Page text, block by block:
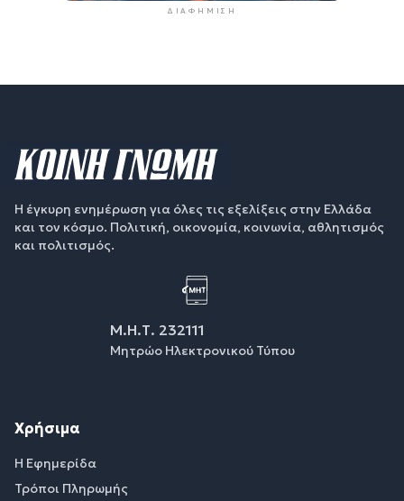
ΔΙΑΦΉΜΙΣΗ
Η έγκυρη ενημέρωση για όλες τις εξελίξεις στην Ελλάδα
και τον κόσμο. Πολιτική, οικονομία, κοινωνία, αθλητισμός
και πολιτισμός.
Μ.Η.Τ. 232111
Μητρώο Ηλεκτρονικού Τύπου
Χρήσιμα
Η Εφημερίδα
Τρόποι Πληρωμής